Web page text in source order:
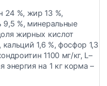
24 %, жир 13 %,
9,5 %, минеральные
жирных кислот
1,6 %, фосфор 1,3
1100 мг/кг, L–
энергия на 1 кг корма –